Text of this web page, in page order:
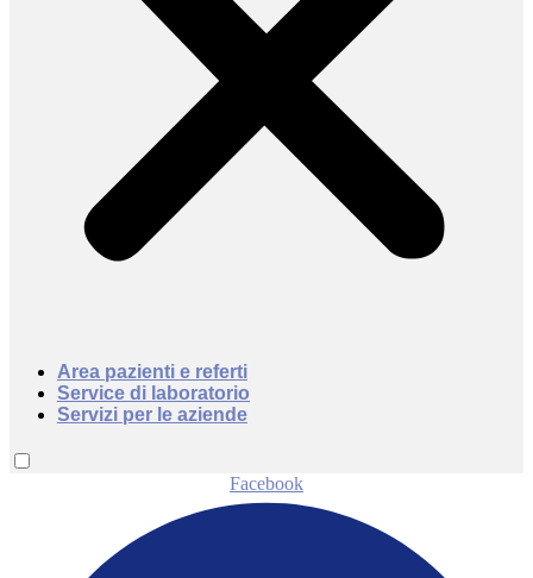
Area pazienti e referti
Service di laboratorio
Servizi per le aziende
Facebook